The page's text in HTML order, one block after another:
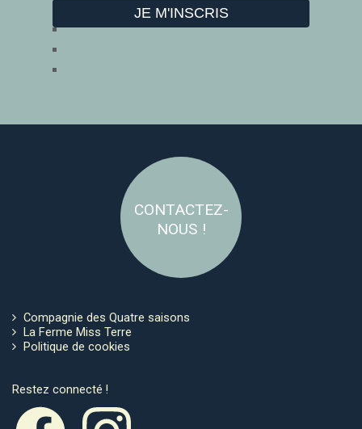
CONTACTEZ-
NOUS !
Compagnie des Quatre saisons
La Ferme Miss Terre
Politique de cookies
Restez connecté !